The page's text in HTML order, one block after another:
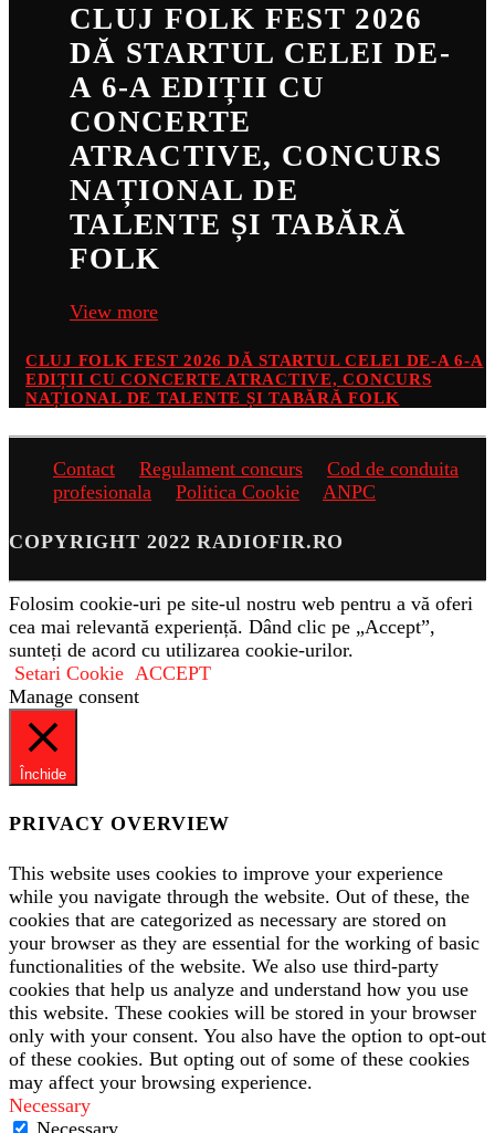
CLUJ FOLK FEST 2026
DĂ STARTUL CELEI DE-
A 6-A EDIȚII CU
CONCERTE
ATRACTIVE, CONCURS
NAȚIONAL DE
TALENTE ȘI TABĂRĂ
FOLK
View more
CLUJ FOLK FEST 2026 DĂ STARTUL CELEI DE-A 6-A
EDIȚII CU CONCERTE ATRACTIVE, CONCURS
NAȚIONAL DE TALENTE ȘI TABĂRĂ FOLK
Contact Regulament concurs
Cod de conduita
profesionala
Politica Cookie ANPC
COPYRIGHT 2022 RADIOFIR.RO
Folosim cookie-uri pe site-ul nostru web pentru a vă oferi
cea mai relevantă experiență. Dând clic pe „Accept”,
sunteți de acord cu utilizarea cookie-urilor.
Setari Cookie ACCEPT
Manage consent
Închide
PRIVACY OVERVIEW
This website uses cookies to improve your experience
while you navigate through the website. Out of these, the
cookies that are categorized as necessary are stored on
your browser as they are essential for the working of basic
functionalities of the website. We also use third-party
cookies that help us analyze and understand how you use
this website. These cookies will be stored in your browser
only with your consent. You also have the option to opt-out
of these cookies. But opting out of some of these cookies
may affect your browsing experience.
Necessary
Necessary